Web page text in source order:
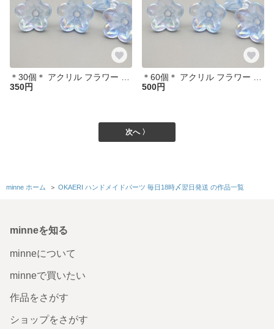
350円
500円
次へ 〉
minne ホーム ＞ OKAERI ハンドメイドパーツ 毎日18時〆翌日発送 の作品一覧
minneを知る
minneについて
minneで買いたい
作品をさがす
ショップをさがす